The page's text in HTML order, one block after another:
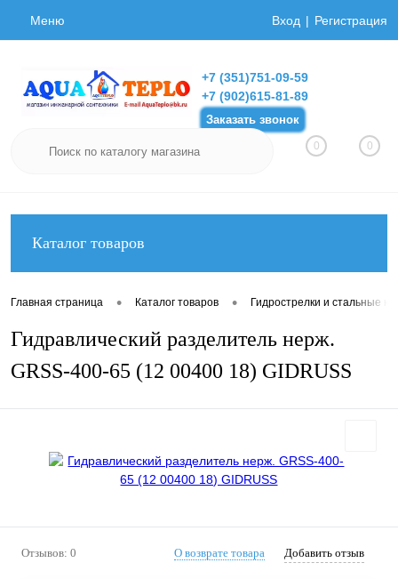
Меню Вход Регистрация
+7 (351)751-09-59
+7 (902)615-81-89
Заказать звонок
0 0
Каталог товаров
Главная страница • Каталог товаров • Гидрострелки и стальные
Гидравлический разделитель нерж.
GRSS-400-65 (12 00400 18) GIDRUSS
Отзывов: 0 О возврате товара Добавить отзыв